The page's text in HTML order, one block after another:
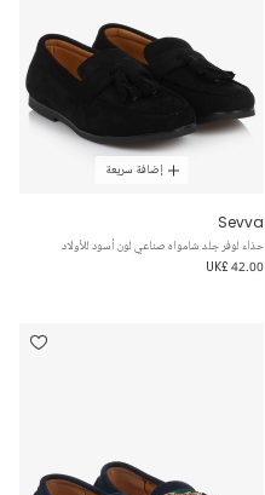
إضافة سريعة
Sevva
حذاء لوفر جلد شامواه صناعي لون أسود للأولاد
UK£ 42.00